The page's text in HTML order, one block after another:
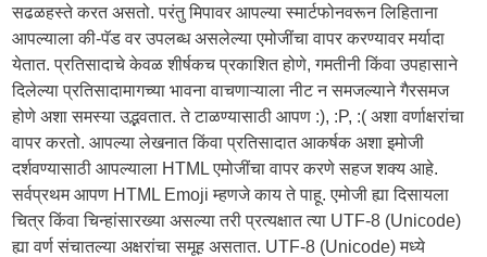
सढळहस्ते करत असतो. परंतु मिपावर आपल्या स्मार्टफोनवरून लिहिताना
आपल्याला की-पॅड वर उपलब्ध असलेल्या एमोजींचा वापर करण्यावर मर्यादा
येतात. प्रतिसादाचे केवळ शीर्षकच प्रकाशित होणे, गमतीनी किंवा उपहासाने
दिलेल्या प्रतिसादामागच्या भावना वाचणाऱ्याला नीट न समजल्याने गैरसमज
होणे अशा समस्या उद्भवतात. ते टाळण्यासाठी आपण :), :P, :( अशा वर्णाक्षरांचा
वापर करतो. आपल्या लेखनात किंवा प्रतिसादात आकर्षक अशा इमोजी
दर्शवण्यासाठी आपल्याला HTML एमोजींचा वापर करणे सहज शक्य आहे.
सर्वप्रथम आपण HTML Emoji म्हणजे काय ते पाहू. एमोजी ह्या दिसायला
चित्र किंवा चिन्हांसारख्या असल्या तरी प्रत्यक्षात त्या UTF-8 (Unicode)
ह्या वर्ण संचातल्या अक्षरांचा समूह असतात. UTF-8 (Unicode) मध्ये